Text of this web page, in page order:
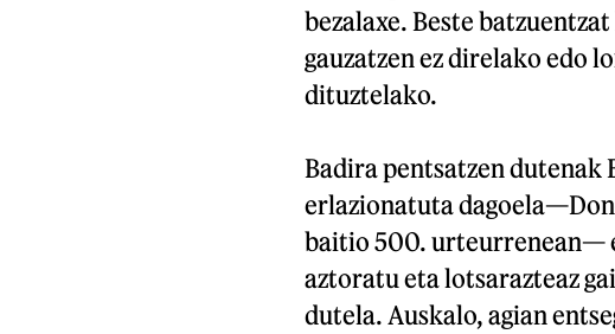
bezalaxe. Beste
gauzatzen ez direlako edo
dituztelako.
Badira pentsatzen
erlazionatuta
baitio 500. urteurrenean—
aztoratu eta lotsarazteaz
dutela. Auskalo, agian